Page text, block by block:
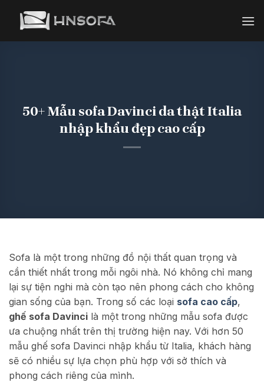
50+ Mẫu sofa Davinci da thật Italia
nhập khẩu đẹp cao cấp
Sofa là một trong những đồ nội thất quan trọng và
cần thiết nhất trong mỗi ngôi nhà. Nó không chỉ mang
lại sự tiện nghi mà còn tạo nên phong cách cho không
gian sống của bạn. Trong số các loại sofa cao cấp,
ghế sofa Davinci là một trong những mẫu sofa được
ưa chuộng nhất trên thị trường hiện nay. Với hơn 50
mẫu ghế sofa Davinci nhập khẩu từ Italia, khách hàng
sẽ có nhiều sự lựa chọn phù hợp với sở thích và
phong cách riêng của mình.